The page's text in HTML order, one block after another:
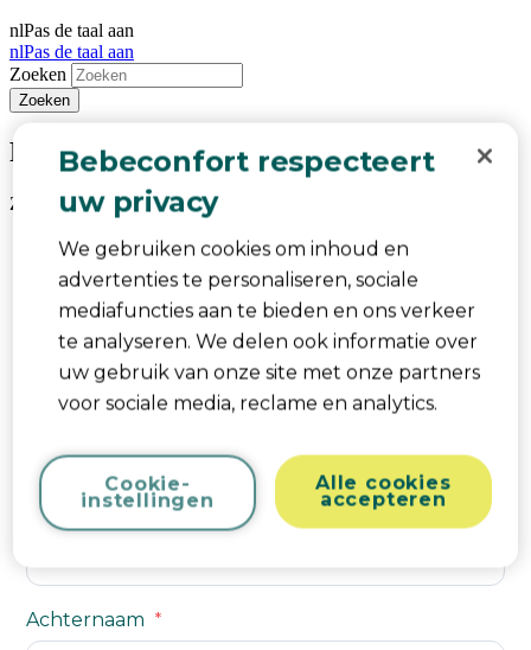
nlPas de taal aan
nlPas de taal aan
Zoeken
Product search mobile block
Zoeken
Contact
Bij Bebeconfort helpen we je graag en moedigen we je
aan om contact met ons op te nemen. Gebruik
Voornaam
Achternaam
Bebeconfort respecteert
uw privacy
We gebruiken cookies om inhoud en
advertenties te personaliseren, sociale
mediafuncties aan te bieden en ons verkeer
te analyseren. We delen ook informatie over
uw gebruik van onze site met onze partners
voor sociale media, reclame en analytics.
Alle cookies
accepteren
Cookie-
instellingen